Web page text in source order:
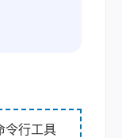
令行工具